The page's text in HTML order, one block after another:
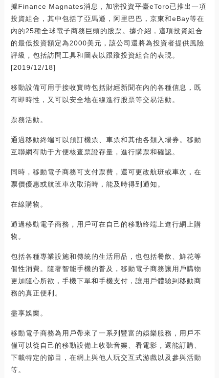
據Finance Magnates消息，加密投資平臺eToro已推出一項
投資組合，其中包括了亞馬遜，阿里巴巴，京東和eBay等在
內的25種全球電子商務巨頭的股票。據介紹，這項投資組合
的最低投資額定為2000美元，該公司還將為投資者提供風險
評級，包括訪問工具和圖表以跟蹤投資組合的表現。
[2019/12/18]
移動設備可用于接收實時包括財經新聞在內的各種信息，既
有即時性，又可以安全地在線進行股票等交易活動。
票務活動。
通過移動終端可以預訂機票、車票和其他各類入場券。移動
互聯網有助于方便核查票證存量，進行購票和確認。
同時，移動電子商務可支付票費，還可更改航班或車次，在
票價優惠或航班車次取消時，能及時得到通知。
在線購物。
通過移動電子商務，用戶可在自己的移動終端上進行網上購
物。
包括各種專業設施和傳統的生活用品，也包括餐飲、鮮花等
個性消費。隨著智能手機的普及，移動電子商務讓用戶購物
更加隨心所欲，手機下單和手機支付，讓用戶體驗到移動商
務的真正便利。
盡享娛樂。
移動電子商務為用戶帶來了一系列豐富的娛樂服務，用戶不
僅可以從自己的移動設備上收聽音樂、看電影，還能訂購、
下載特定的節目，在網上與他人玩交互式游戲以及參與活動
等。